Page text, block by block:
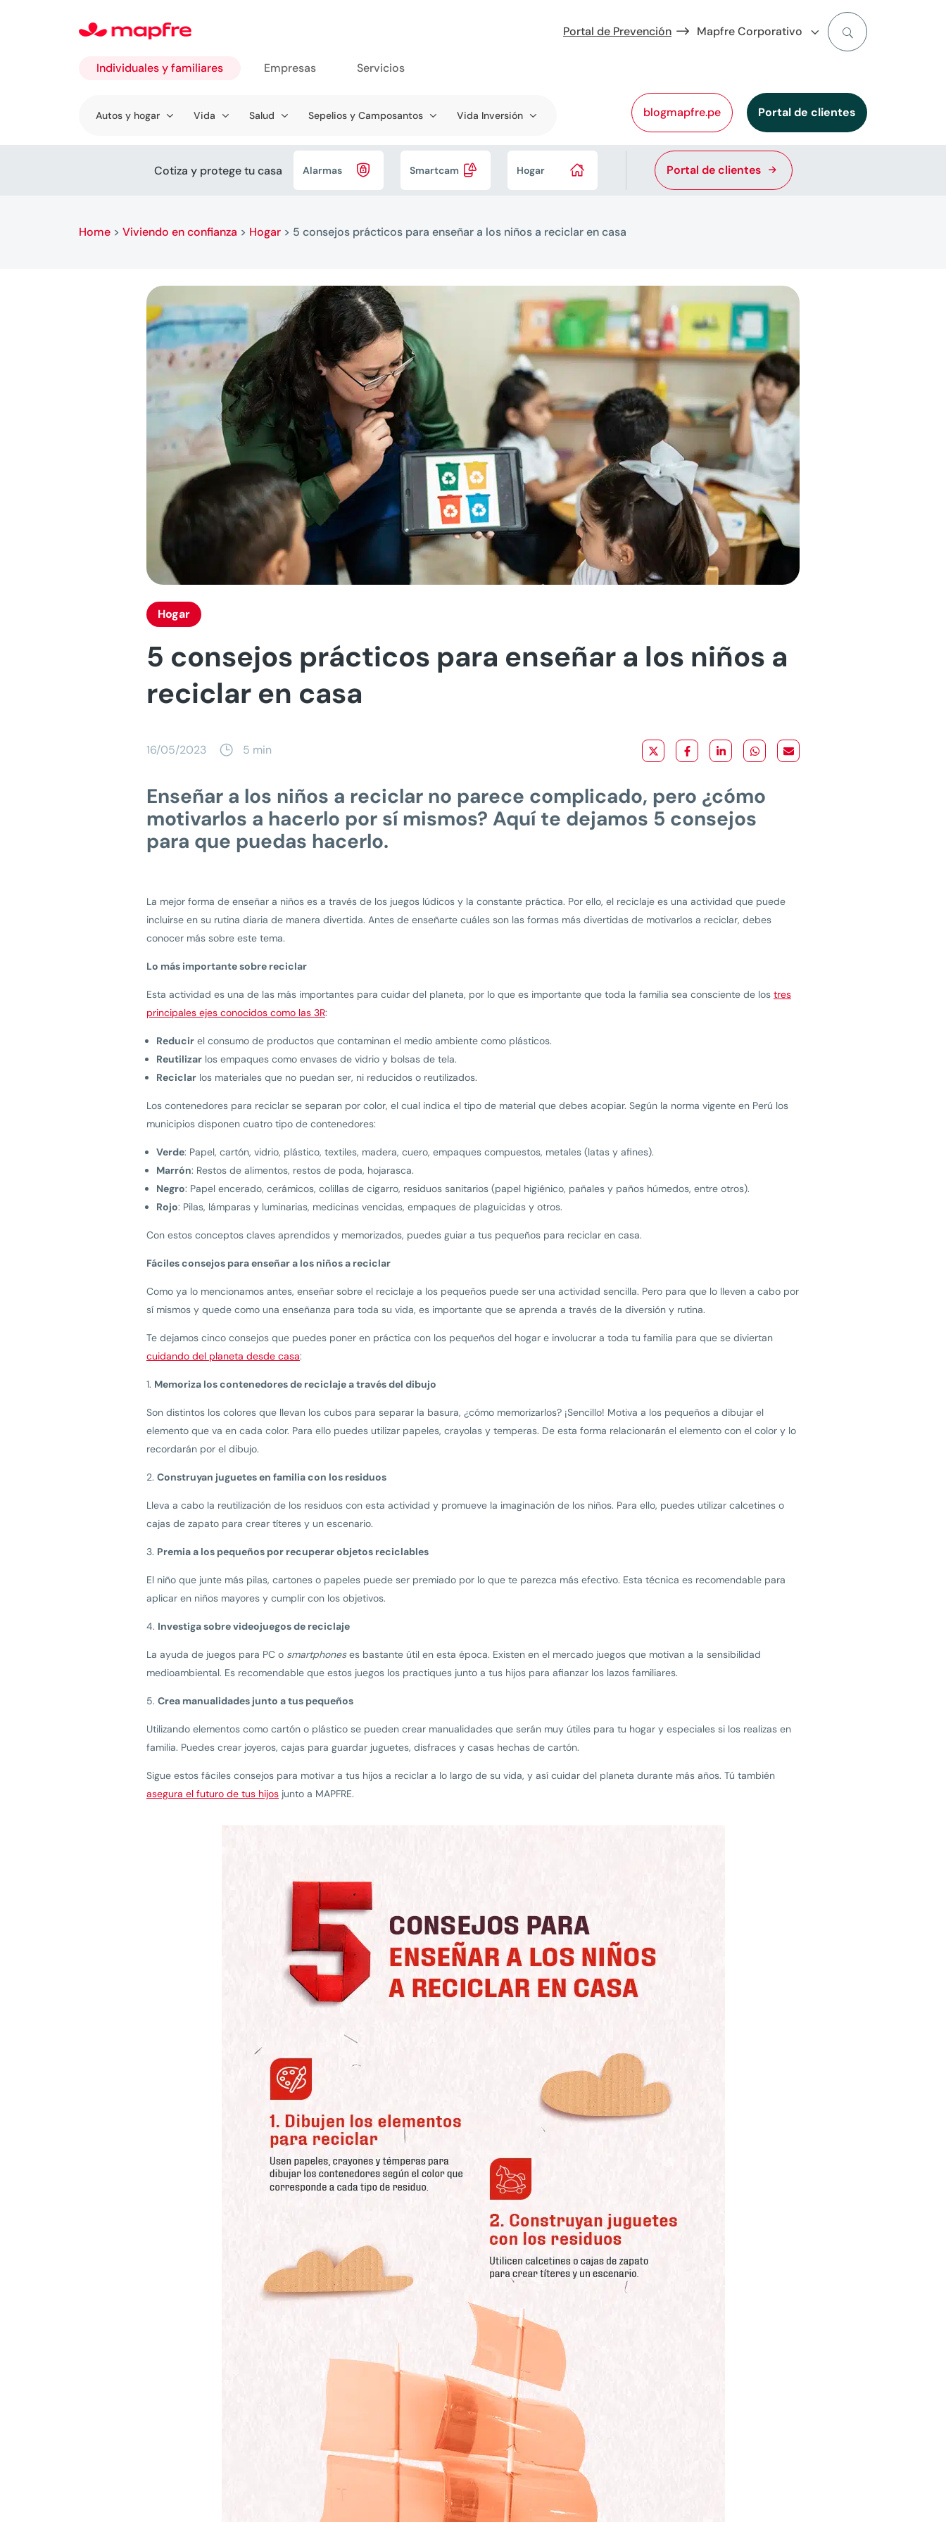
Portal de Prevención Mapfre Corporativo
blogmapfre.pe Portal de clientes
Individuales y familiares
Ir a
Autos y hogar Vida Salud Sepelios y Camposantos Vida Inversión
Empresas Servicios
Cotiza y protege tu casa 
Alarmas 
Smartcam 
Hogar Portal de clientes
Home > Viviendo en confianza > Hogar > 5 consejos prácticos para enseñar a los niños a reciclar en casa
Hogar
5 consejos prácticos para enseñar a los niños a
reciclar en casa
16/05/2023 5 min
Enseñar a los niños a reciclar no parece complicado, pero ¿cómo
motivarlos a hacerlo por sí mismos? Aquí te dejamos 5 consejos
para que puedas hacerlo.
La mejor forma de enseñar a niños es a través de los juegos lúdicos y la constante práctica. Por ello, el reciclaje es una actividad que puede
incluirse en su rutina diaria de manera divertida. Antes de enseñarte cuáles son las formas más divertidas de motivarlos a reciclar, debes
conocer más sobre este tema.
Lo más importante sobre reciclar
Esta actividad es una de las más importantes para cuidar del planeta, por lo que es importante que toda la familia sea consciente de los tres
principales ejes conocidos como las 3R:
Reducir el consumo de productos que contaminan el medio ambiente como plásticos.
Reutilizar los empaques como envases de vidrio y bolsas de tela.
Reciclar los materiales que no puedan ser, ni reducidos o reutilizados.
Los contenedores para reciclar se separan por color, el cual indica el tipo de material que debes acopiar. Según la norma vigente en Perú los
municipios disponen cuatro tipo de contenedores:
Verde: Papel, cartón, vidrio, plástico, textiles, madera, cuero, empaques compuestos, metales (latas y afines).
Marrón: Restos de alimentos, restos de poda, hojarasca.
Negro: Papel encerado, cerámicos, colillas de cigarro, residuos sanitarios (papel higiénico, pañales y paños húmedos, entre otros).
Rojo: Pilas, lámparas y luminarias, medicinas vencidas, empaques de plaguicidas y otros.
Con estos conceptos claves aprendidos y memorizados, puedes guiar a tus pequeños para reciclar en casa.
Fáciles consejos para enseñar a los niños a reciclar
Como ya lo mencionamos antes, enseñar sobre el reciclaje a los pequeños puede ser una actividad sencilla. Pero para que lo lleven a cabo por
sí mismos y quede como una enseñanza para toda su vida, es importante que se aprenda a través de la diversión y rutina.
Te dejamos cinco consejos que puedes poner en práctica con los pequeños del hogar e involucrar a toda tu familia para que se diviertan
cuidando del planeta desde casa:
Memoriza los contenedores de reciclaje a través del dibujo
Son distintos los colores que llevan los cubos para separar la basura, ¿cómo memorizarlos? ¡Sencillo! Motiva a los pequeños a dibujar el
elemento que va en cada color. Para ello puedes utilizar papeles, crayolas y temperas. De esta forma relacionarán el elemento con el color y lo
recordarán por el dibujo.
Construyan juguetes en familia con los residuos
Lleva a cabo la reutilización de los residuos con esta actividad y promueve la imaginación de los niños. Para ello, puedes utilizar calcetines o
cajas de zapato para crear títeres y un escenario.
Premia a los pequeños por recuperar objetos reciclables
El niño que junte más pilas, cartones o papeles puede ser premiado por lo que te parezca más efectivo. Esta técnica es recomendable para
aplicar en niños mayores y cumplir con los objetivos.
Investiga sobre videojuegos de reciclaje
La ayuda de juegos para PC o smartphoneses bastante útil en esta época. Existen en el mercado juegos que motivan a la sensibilidad
medioambiental. Es recomendable que estos juegos los practiques junto a tus hijos para afianzar los lazos familiares.
Crea manualidades junto a tus pequeños
Utilizando elementos como cartón o plástico se pueden crear manualidades que serán muy útiles para tu hogar y especiales si los realizas en
familia. Puedes crear joyeros, cajas para guardar juguetes, disfraces y casas hechas de cartón.
Sigue estos fáciles consejos para motivar a tus hijos a reciclar a lo largo de su vida, y así cuidar del planeta durante más años. Tú también
asegura el futuro de tus hijos junto a MAPFRE.